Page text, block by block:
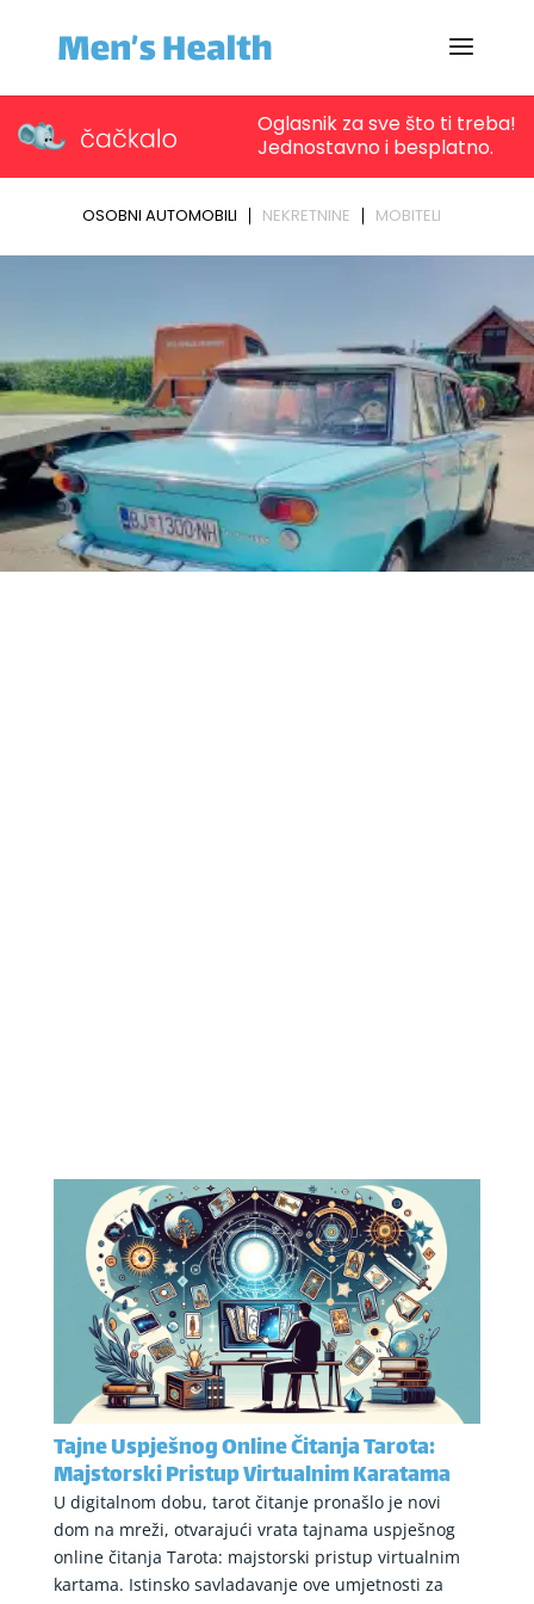
Tajne Uspješnog Online Čitanja Tarota:
Majstorski Pristup Virtualnim Karatama
U digitalnom dobu, tarot čitanje pronašlo je novi
dom na mreži, otvarajući vrata tajnama uspješnog
online čitanja Tarota: majstorski pristup virtualnim
kartama. Istinsko savladavanje ove umjetnosti za